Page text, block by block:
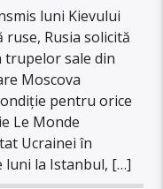
luni Kievului
Rusia solicită
trupelor sale din
Moscova
pentru orice
Le Monde
Ucrainei în
luni la Istanbul, […]